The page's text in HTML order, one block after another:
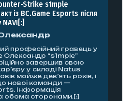
Strike s1mple
із BC.Game Esports після
професійний гравець у
Олександр “s1mple”
завершив свою
у складі Natus
майже дев’ять років, і
нової команди —
Інформація
обома сторонами.[:]